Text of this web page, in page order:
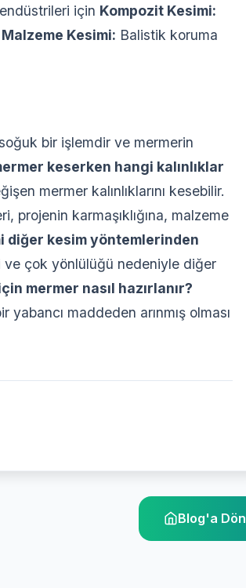
için Kompozit Kesimi:
Kesimi: Balistik koruma
bir işlemdir ve mermerin
keserken hangi kalınlıklar
mermer kalınlıklarını kesebilir.
projenin karmaşıklığına, malzeme
diğer kesim yöntemlerinden
çok yönlülüğü nedeniyle diğer
mermer nasıl hazırlanır?
maddeden arınmış olması
Blog'a Dön